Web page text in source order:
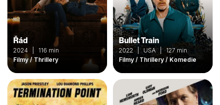
Řád
2024 | 116 min
Filmy / Thrillery
Bullet Train
2022 | USA | 127 min
Filmy / Thrillery / Komedie